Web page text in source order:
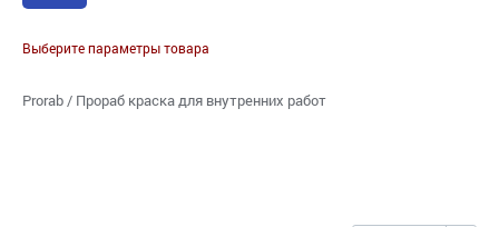
Выберите параметры товара
Prorab / Прораб краска для внутренних работ